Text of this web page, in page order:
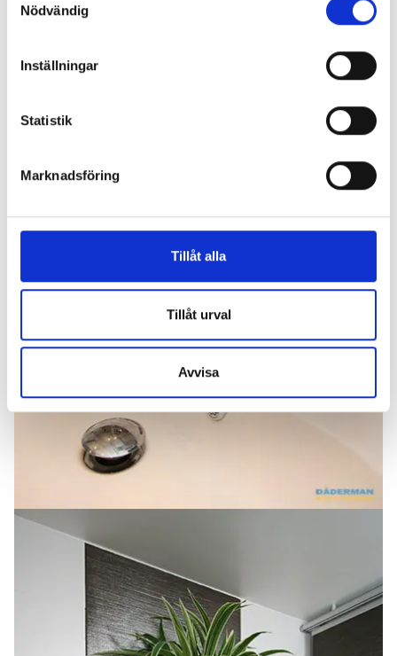
Nödvändig
Inställningar
Statistik
Marknadsföring
Tillåt alla
Tillåt urval
Avvisa